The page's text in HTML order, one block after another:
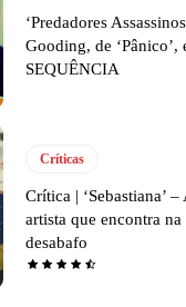
‘Predadores
Gooding, de ‘Pânico’,
SEQUÊNCIA
Críticas
Crítica | ‘Sebastiana’
artista que encontra
desabafo